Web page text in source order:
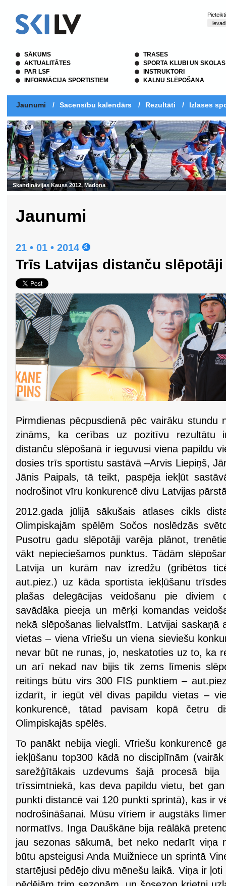
SĀKUMS
AKTUALITĀTES
PAR LSF
INFORMĀCIJA SPORTISTIEM
TRASES
SPORTA KLUBI UN SKOLAS
INSTRUKTORI
KALNU SLĒPOŠANA
Jaunumi / Sacensību kalendārs / Rezultāti / Izlases
Jaunumi
21 • 01 • 2014
Trīs Latvijas distanču
Pirmdienas pēcpusdienā pēc vairāku stundu
zināms, ka cerības uz pozitīvu rezultātu
distanču slēpošanā ir ieguvusi viena papildu
dosies trīs sportistu sastāvā –Arvis Liepiņš,
Jānis Paipals, tā teikt, paspēja iekļūt
nodrošinot vīru konkurencē divu Latvijas
2012.gada jūlijā sākušais atlases cikls
Olimpiskajām spēlēm Sočos noslēdzās
Pusotru gadu slēpotāji varēja plānot,
vākt nepieciešamos punktus. Tādām
Latvija un kurām nav izredžu (gribētos
aut.piez.) uz kāda sportista iekļūšanu
plašas delegācijas veidošanu pie diviem
savādāka pieeja un mērķi komandas
nekā slēpošanas lielvalstīm. Latvijai saskaņā
vietas – viena vīriešu un viena sieviešu
nevar būt ne runas, jo, neskatoties uz to, ka
un arī nekad nav bijis tik zems līmenis
reitings būtu virs 300 FIS punktiem –
izdarīt, ir iegūt vēl divas papildu vietas –
konkurencē, tātad pavisam kopā četru
Olimpiskajās spēlēs.
To panākt nebija viegli. Vīriešu konkurencē
iekļūšanu top300 kādā no disciplīnām
sarežģītākais uzdevums šajā procesā
trīssimtniekā, kas deva papildu vietu, bet
punkti distancē vai 120 punkti sprintā), kas ir
nodrošināšanai. Mūsu vīriem ir augstāks
normatīvs. Inga Dauškāne bija reālākā
jau sezonas sākumā, bet neko nedarīt viņa
būtu apsteigusi Anda Muižniece un sprintā
startējusi pēdējo divu mēnešu laikā. Viņa ir